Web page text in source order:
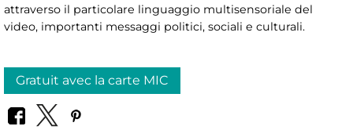
attraverso il particolare linguaggio multisensoriale del
video, importanti messaggi politici, sociali e culturali.
Gratuit avec la carte MIC